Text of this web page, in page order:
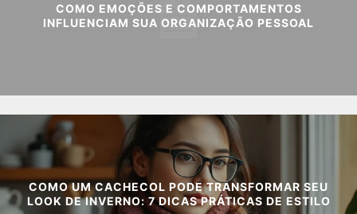
COMO EMOÇÕES E COMPORTAMENTOS
INFLUENCIAM SUA ORGANIZAÇÃO PESSOAL
COMO UM CACHECOL PODE TRANSFORMAR SEU
LOOK DE INVERNO: 7 DICAS PRÁTICAS DE ESTILO